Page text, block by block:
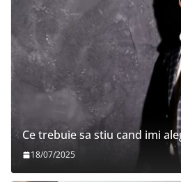
Ce trebuie sa stiu cand imi
18/07/2025